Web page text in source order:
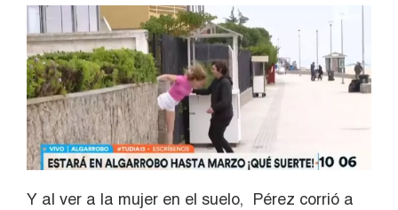
Y al ver a la mujer en el suelo, Pérez corrió a